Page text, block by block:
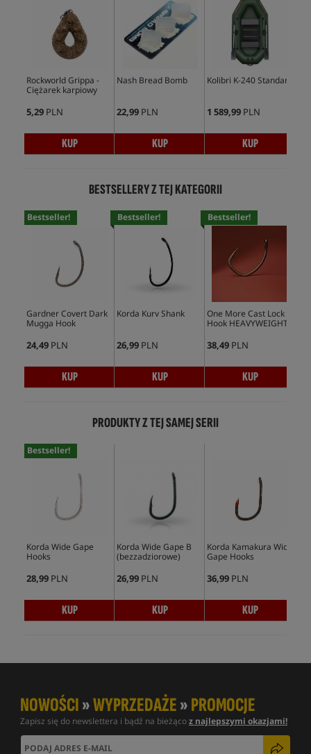
Rockworld Grippa -
Ciężarek karpiowy
5,29 PLN
KUP
Nash Bread Bomb
22,99 PLN
KUP
Kolibri K-240 Standard
1 589,99 PLN
KUP
BESTSELLERY Z TEJ KATEGORII
Bestseller!
Gardner Covert Dark
Mugga Hook
24,49 PLN
KUP
Bestseller!
Korda Kurv Shank
26,99 PLN
KUP
Bestseller!
One More Cast Lock
Hook HEAVYWEIGHT
38,49 PLN
KUP
PRODUKTY Z TEJ SAMEJ SERII
Bestseller!
Korda Wide Gape
Hooks
28,99 PLN
KUP
Korda Wide Gape B
(bezzadziorowe)
26,99 PLN
KUP
Korda Kamakura Wide
Gape Hooks
36,99 PLN
KUP
NOWOŚCI»WYPRZEDAŻE»PROMOCJE
Zapisz się do newslettera i bądź na bieżącoz najlepszymi okazjami!